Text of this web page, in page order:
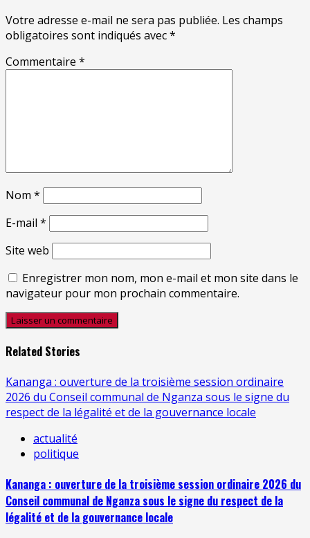
Votre adresse e-mail ne sera pas publiée. Les champs
obligatoires sont indiqués avec*
Commentaire *
Nom *
E-mail *
Site web
Enregistrer mon nom, mon e-mail et mon site dans le
navigateur pour mon prochain commentaire.
Related Stories
Kananga : ouverture de la troisième session ordinaire
2026 du Conseil communal de Nganza sous le signe du
respect de la légalité et de la gouvernance locale
actualité
politique
Kananga : ouverture de la troisième session ordinaire 2026 du
Conseil communal de Nganza sous le signe du respect de la
légalité et de la gouvernance locale